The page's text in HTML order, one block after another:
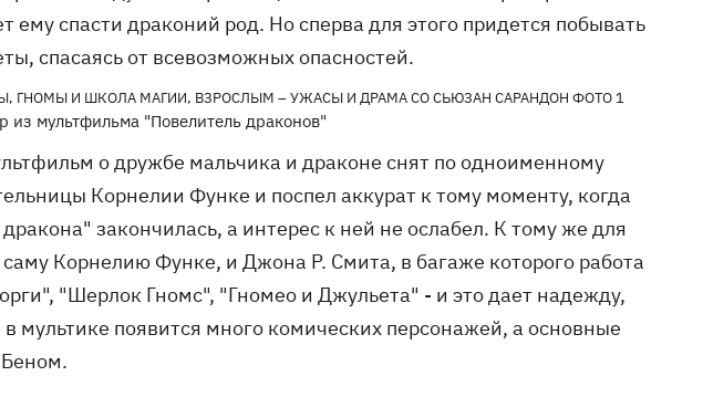
спасти драконий род. Но сперва для этого придется побывать
спасаясь от всевозможных опасностей.
из мультфильма "Повелитель драконов"
о дружбе мальчика и драконе снят по одноименному
Корнелии Функе и поспел аккурат к тому моменту, когда
закончилась, а интерес к ней не ослабел. К тому же для
Корнелию Функе, и Джона Р. Смита, в багаже которого работа
"Шерлок Гномс", "Гномео и Джульета" - и это дает надежду,
мультике появится много комических персонажей, а основные